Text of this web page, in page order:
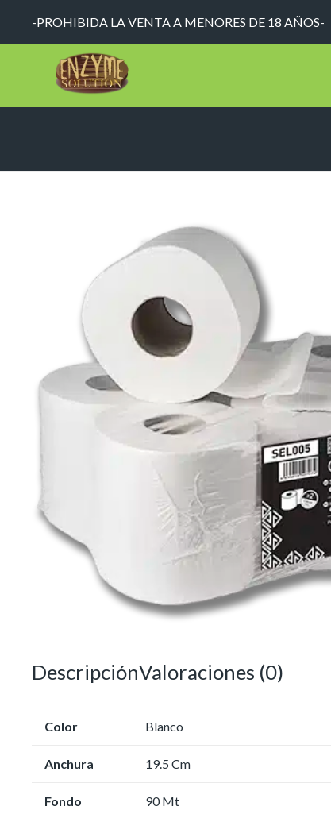
-PROHIBIDA LA VENTA A MENORES DE 18 AÑOS-
DescripciónValoraciones (0)
Color Blanco
Anchura 19.5 Cm
Fondo 90 Mt